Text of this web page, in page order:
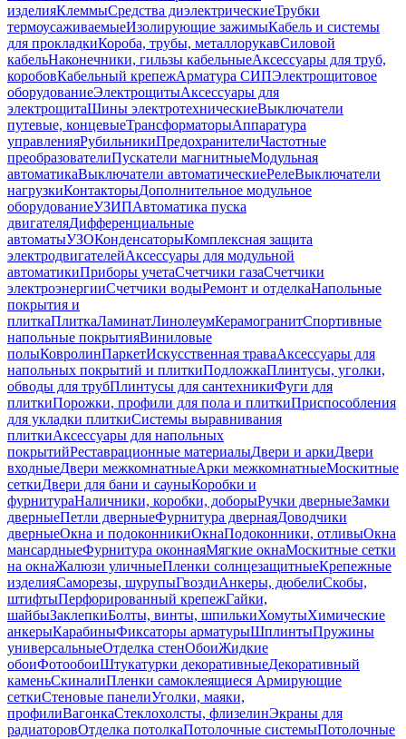
изделияКлеммыСредства диэлектрическиеТрубки
термоусаживаемыеИзолирующие зажимыКабель и системы
для прокладкиКороба, трубы, металлорукавСиловой
кабельНаконечники, гильзы кабельныеАксессуары для труб,
коробовКабельный крепежАрматура СИПЭлектрощитовое
оборудованиеЭлектрощитыАксессуары для
электрощитаШины электротехническиеВыключатели
путевые, концевыеТрансформаторыАппаратура
управленияРубильникиПредохранителиЧастотные
преобразователиПускатели магнитныеМодульная
автоматикаВыключатели автоматическиеРелеВыключатели
нагрузкиКонтакторыДополнительное модульное
оборудованиеУЗИПАвтоматика пуска
двигателяДифференциальные
автоматыУЗОКонденсаторыКомплексная защита
электродвигателейАксессуары для модульной
автоматикиПриборы учетаСчетчики газаСчетчики
электроэнергииСчетчики водыРемонт и отделкаНапольные
покрытия и
плиткаПлиткаЛаминатЛинолеумКерамогранитСпортивные
напольные покрытияВиниловые
полыКовролинПаркетИскусственная траваАксессуары для
напольных покрытий и плиткиПодложкаПлинтусы, уголки,
обводы для трубПлинтусы для сантехникиФуги для
плиткиПорожки, профили для пола и плиткиПриспособления
для укладки плиткиСистемы выравнивания
плиткиАксессуары для напольных
покрытийРеставрационные материалыДвери и аркиДвери
входныеДвери межкомнатныеАрки межкомнатныеМоскитные
сеткиДвери для бани и сауныКоробки и
фурнитураНаличники, коробки, доборыРучки дверныеЗамки
дверныеПетли дверныеФурнитура двернаяДоводчики
дверныеОкна и подоконникиОкнаПодоконники, отливыОкна
мансардныеФурнитура оконнаяМягкие окнаМоскитные сетки
на окнаЖалюзи уличныеПленки солнцезащитныеКрепежные
изделияСаморезы, шурупыГвоздиАнкеры, дюбелиСкобы,
штифтыПерфорированный крепежГайки,
шайбыЗаклепкиБолты, винты, шпилькиХомутыХимические
анкерыКарабиныФиксаторы арматурыШплинтыПружины
универсальныеОтделка стенОбоиЖидкие
обоиФотообоиШтукатурки декоративныеДекоративный
каменьСкиналиПленки самоклеящиеся Армирующие
сеткиСтеновые панелиУголки, маяки,
профилиВагонкаСтеклохолсты, флизелинЭкраны для
радиаторовОтделка потолкаПотолочные системыПотолочные